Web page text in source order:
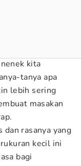
kita
tanya apa
lebih sering
masakan
dan rasanya yang
kecil ini
bagi